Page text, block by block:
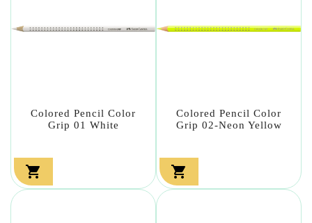
Colored Pencil Color
Grip 01 White

Colored Pencil Color
Grip 02-Neon Yellow
